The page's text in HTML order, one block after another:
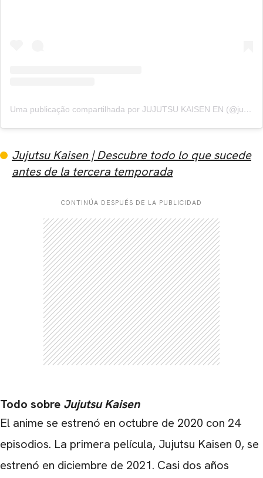
Uma publicação compartilhada por JUJUTSU KAISEN EN (@jujutsukaisen)
Jujutsu Kaisen | Descubre todo lo que sucede
antes de la tercera temporada
CONTINÚA DESPUÉS DE LA PUBLICIDAD
Todo sobre Jujutsu Kaisen
El anime se estrenó en octubre de 2020 con 24
episodios. La primera película, Jujutsu Kaisen 0, se
estrenó en diciembre de 2021. Casi dos años
CARREGANDO PUBLICIDADE